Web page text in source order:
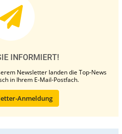
INFORMIERT!
Newsletter landen die Top-News
in Ihrem E-Mail-Postfach.
Anmeldung